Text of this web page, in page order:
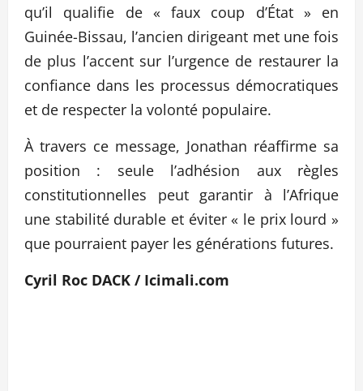
qu’il qualifie de « faux coup d’État » en
Guinée-Bissau, l’ancien dirigeant met une fois
de plus l’accent sur l’urgence de restaurer la
confiance dans les processus démocratiques
et de respecter la volonté populaire.
À travers ce message, Jonathan réaffirme sa
position : seule l’adhésion aux règles
constitutionnelles peut garantir à l’Afrique
une stabilité durable et éviter « le prix lourd »
que pourraient payer les générations futures.
Cyril Roc DACK / Icimali.com